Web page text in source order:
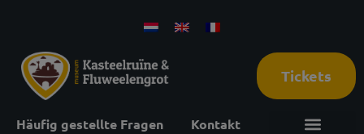
Tickets
Häufig gestellte Fragen Kontakt